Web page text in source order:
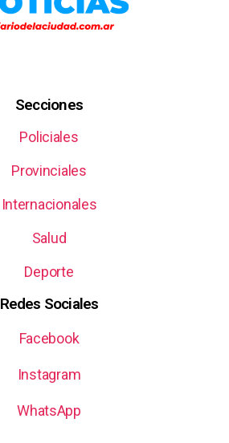
Secciones
Policiales
Provinciales
Internacionales
Salud
Deporte
Redes Sociales
Facebook
Instagram
WhatsApp